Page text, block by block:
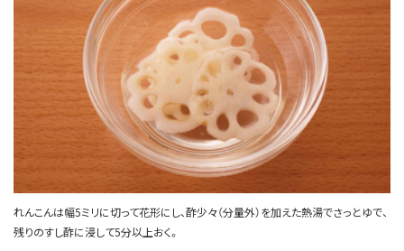
れんこんは幅5ミリに切って花形にし、酢少々（分量外）を加えた熱湯でさっとゆで、
残りのすし酢に浸して5分以上おく。